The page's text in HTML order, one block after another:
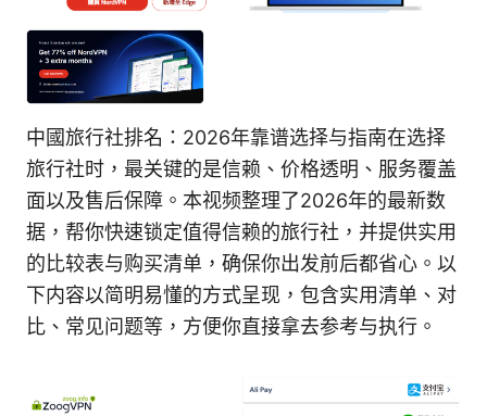
中國旅行社排名：2026年靠谱选择与指南在选择
旅行社时，最关键的是信赖、价格透明、服务覆盖
面以及售后保障。本视频整理了2026年的最新数
据，帮你快速锁定值得信赖的旅行社，并提供实用
的比较表与购买清单，确保你出发前后都省心。以
下内容以简明易懂的方式呈现，包含实用清单、对
比、常见问题等，方便你直接拿去参考与执行。